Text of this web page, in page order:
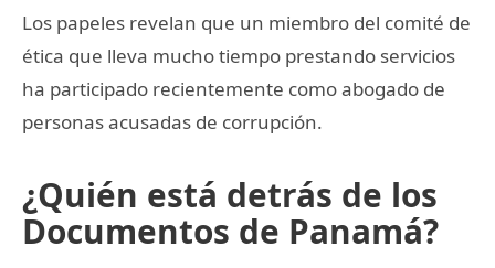
Los papeles revelan que un miembro del comité de
ética que lleva mucho tiempo prestando servicios
ha participado recientemente como abogado de
personas acusadas de corrupción.
¿Quién está detrás de los
Documentos de Panamá?